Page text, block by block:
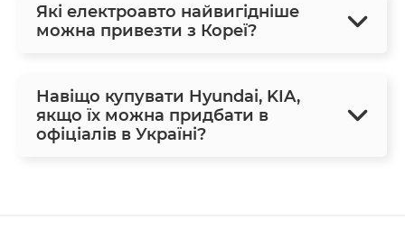
Які електроавто найвигідніше
можна привезти з Кореї?
Навіщо купувати Hyundai, KIA,
якщо їх можна придбати в
офіціалів в Україні?